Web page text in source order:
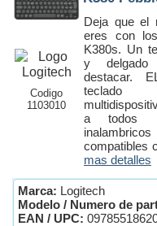
Codigo
1103010
Deja que el
eres con
K380s. Un
y delgado
destacar.
teclado
a todos
compatibles
mas detalles
Marca: Logitech
Modelo / Numero de
EAN / UPC: